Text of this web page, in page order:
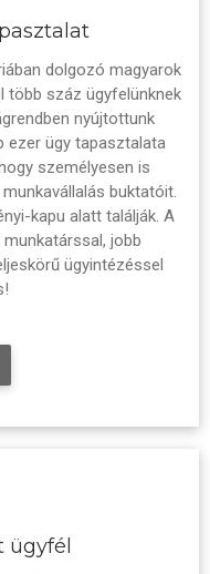
dolgozó magyarok
több száz ügyfelünknek
nyújtottunk
ezer ügy tapasztalata
személyesen is
buktatóit.
kapu alatt találják. A
jobb
ügyintézéssel
ügyfél